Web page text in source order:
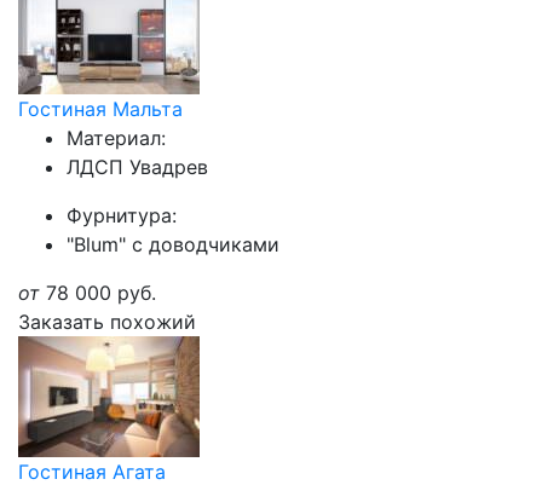
Гостиная Мальта
Материал:
ЛДСП Увадрев
Фурнитура:
"Blum" с доводчиками
от 78 000 руб.
Заказать похожий
Гостиная Агата